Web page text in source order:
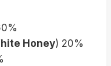
laHoney) 20%